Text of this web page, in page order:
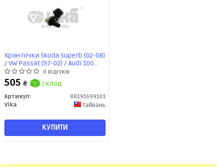
Кран пічки Skoda Superb (02-08)
/ VW Passat (97-02) / Audi 100
(91-94), A4 (99-01), A6 (95-01)
(88191699101) VIKA
0 відгуків
505 ₴ склад
Артикул:
88191699101
Vika
Тайвань
КУПИТИ